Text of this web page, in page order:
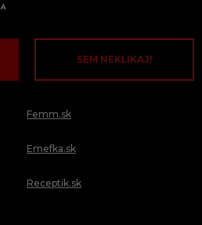
SEM NEKLIKAJ!
Femm.sk
Emefka.sk
Receptik.sk